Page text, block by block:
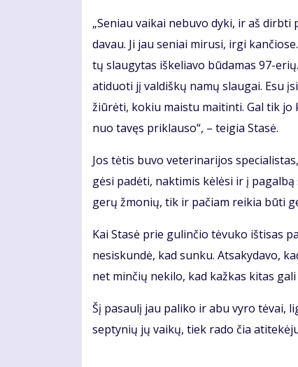
„Se­niau vai­kai ne­bu­vo dy­ki, ir aš
da­vau. Ji jau se­niai mi­ru­si, ir­gi
tų slau­gy­tas iš­ke­lia­vo bū­da­mas 97-
ati­duo­ti jį val­diš­kų na­mų slau­gai. Esu
žiū­rė­ti, ko­kiu mais­tu mai­tin­ti. Gal tik jo
nuo ta­vęs pri­klau­so“, – tei­gia Sta­sė.
Jos tė­tis bu­vo ve­te­ri­na­ri­jos
gė­si pa­dė­ti, nak­ti­mis kė­lė­si ir į
ge­rų žmo­nių, tik ir pa­čiam rei­kia bū­ti
Kai Sta­sė prie gu­lin­čio tė­vu­ko iš­ti­sas
ne­si­skun­dė, kad sun­ku. At­sa­ky­da­vo,
net min­čių ne­ki­lo, kad kaž­kas ki­tas
Šį pa­sau­lį jau pa­li­ko ir abu vy­ro tė­vai,
sep­ty­nių jų vai­kų, tiek ra­do čia